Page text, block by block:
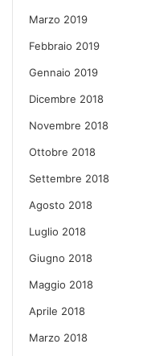
Marzo 2019
Febbraio 2019
Gennaio 2019
Dicembre 2018
Novembre 2018
Ottobre 2018
Settembre 2018
Agosto 2018
Luglio 2018
Giugno 2018
Maggio 2018
Aprile 2018
Marzo 2018